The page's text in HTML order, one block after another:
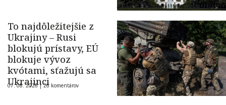
To najdôležitejšie z
Ukrajiny – Rusi
blokujú prístavy, EÚ
blokuje vývoz
kvótami, sťažujú sa
Ukrajinci
07. 08. 2026 |26 komentárov